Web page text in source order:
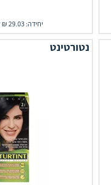
יחידה: 29.03 ₪ ל-100 מ"ל
נטורטינט